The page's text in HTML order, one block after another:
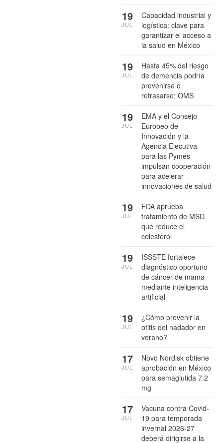
Capacidad industrial y
logística: clave para
garantizar el acceso a
la salud en México
19
JUL
Hasta 45% del riesgo
de demencia podría
prevenirse o
retrasarse: OMS
19
JUL
EMA y el Consejo
Europeo de
Innovación y la
Agencia Ejecutiva
para las Pymes
impulsan cooperación
para acelerar
innovaciones de salud
19
JUL
FDA aprueba
tratamiento de MSD
que reduce el
colesterol
19
JUL
ISSSTE fortalece
diagnóstico oportuno
de cáncer de mama
mediante inteligencia
artificial
19
JUL
¿Cómo prevenir la
otitis del nadador en
verano?
19
JUL
Novo Nordisk obtiene
aprobación en México
para semaglutida 7.2
mg
17
JUL
Vacuna contra Covid-
19 para temporada
invernal 2026-27
deberá dirigirse a la
17
JUL